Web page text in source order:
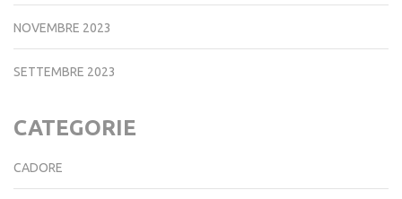
NOVEMBRE 2023
SETTEMBRE 2023
CATEGORIE
CADORE